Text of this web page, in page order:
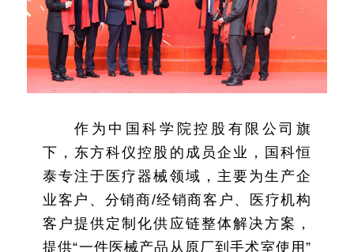
作为中国科学院控股有限公司旗
下，东方科仪控股的成员企业，国科恒
泰专注于医疗器械领域，主要为生产企
业客户、分销商/经销商客户、医疗机构
客户提供定制化供应链整体解决方案，
提供“一件医械产品从原厂到手术室使用”